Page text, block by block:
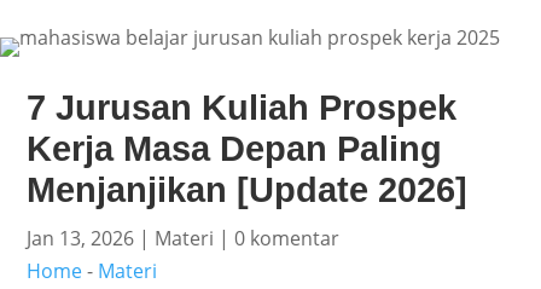
7 Jurusan Kuliah Prospek
Kerja Masa Depan Paling
Menjanjikan [Update 2026]
Jan 13, 2026 | Materi |0 komentar
Home- Materi